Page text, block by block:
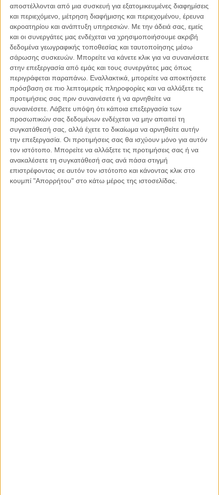
αποστέλλονται από μια συσκευή για εξατομικευμένες διαφημίσεις
και περιεχόμενο, μέτρηση διαφήμισης και περιεχομένου, έρευνα
ακροατηρίου και ανάπτυξη υπηρεσιών. Με την άδειά σας, εμείς
και οι συνεργάτες μας ενδέχεται να χρησιμοποιήσουμε ακριβή
δεδομένα γεωγραφικής τοποθεσίας και ταυτοποίησης μέσω
σάρωσης συσκευών. Μπορείτε να κάνετε κλικ για να συναινέσετε
στην επεξεργασία από εμάς και τους συνεργάτες μας όπως
περιγράφεται παραπάνω. Εναλλακτικά, μπορείτε να αποκτήσετε
πρόσβαση σε πιο λεπτομερείς πληροφορίες και να αλλάξετε τις
προτιμήσεις σας πριν συναινέσετε ή να αρνηθείτε να
συναινέσετε. Λάβετε υπόψη ότι κάποια επεξεργασία των
προσωπικών σας δεδομένων ενδέχεται να μην απαιτεί τη
συγκατάθεσή σας, αλλά έχετε το δικαίωμα να αρνηθείτε αυτήν
την επεξεργασία. Οι προτιμήσεις σας θα ισχύουν μόνο για αυτόν
τον ιστότοπο. Μπορείτε να αλλάξετε τις προτιμήσεις σας ή να
ανακαλέσετε τη συγκατάθεσή σας ανά πάσα στιγμή
επιστρέφοντας σε αυτόν τον ιστότοπο και κάνοντας κλικ στο
κουμπί "Απορρήτου" στο κάτω μέρος της ιστοσελίδας.
χέρι σε επαγγελματίες δολοφόνους. Εύχομαι η εισαγγελία
αλλά και οι αστυνομικές δυνάμεις να επιτύχουν στο έργο
τους. Γιατί εκτός από την γαλήνευση της ψυχής του
Γιώργου Καραϊβάζ, υποβόσκει και ένα μεγαλύτερο
διακύβευμα. Αυτό της ομαλής λειτουργίας των δομών μια
πολιτείας. Μέσα από την επιτυχία τέτοιων ερευνών
διέρχεται η επίτευξη της χρήσης του επιθετικού
προσδιορισμού ευνομούμενη πριν από το ουσιαστικό
πολιτεία. Ένας πολίτης που ΦΟΒΑΤΑΙ να μιλήσει και να
δράσει, ένας δημοσιογράφος που ΦΟΒΑΤΑΙ να ερευνήσει,
ένας δικηγόρος που ΦΟΒΑΤΑΙ να πράξει τα εκ του νόμου
δέοντα, ένας βουλευτής που ΦΟΒΑΤΑΙ να προτείνει/
νομοθετήσει, επειδή θα ενοχληθεί μια αόρατη, σκοτεινή
δύναμη, θα έχουν ως αποτέλεσμα την αποδόμηση κάθε
κοινωνικής συνοχής και αξίας. Θα ήμαστε τουλάχιστον
αφελείς, εάν πιστέψουμε ότι τα παιδιά μας, οι αυριανοί